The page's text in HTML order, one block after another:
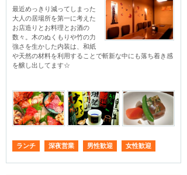
最近めっきり減ってしまった
大人の居場所を第一に考えた
お店造りとお料理とお酒の
数々。木のぬくもりや竹の力
強さを生かした内装は、和紙
や天然の材料を利用することで斬新な中にも落ち着き感
を醸し出してます☆
ランチ 深夜営業 男性歓迎 女性歓迎